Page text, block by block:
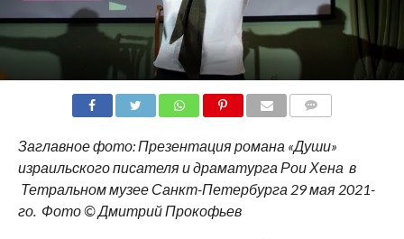
Заглавное фото: Презентация романа «Души»
израильского писателя и драматурга Рои Хена в
Тетральном музее Санкт-Петербурга 29 мая 2021-
го. Фото © Дмитрий Прокофьев